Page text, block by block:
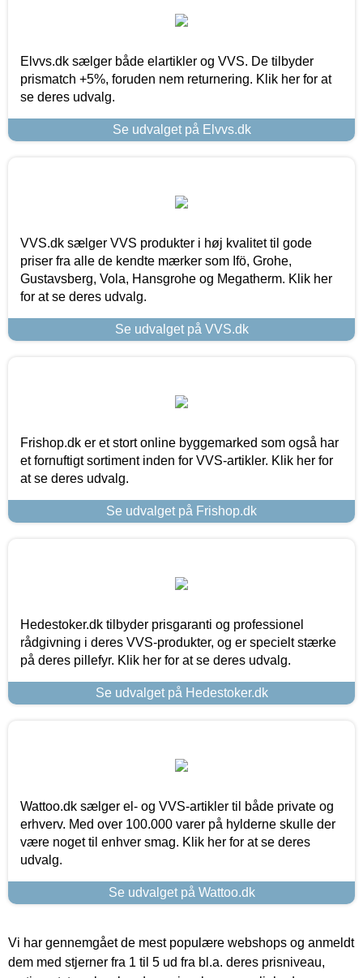
Elvvs.dk sælger både elartikler og VVS. De tilbyder
prismatch +5%, foruden nem returnering. Klik her for at
se deres udvalg.
Se udvalget på Elvvs.dk
VVS.dk sælger VVS produkter i høj kvalitet til gode
priser fra alle de kendte mærker som Ifö, Grohe,
Gustavsberg, Vola, Hansgrohe og Megatherm. Klik her
for at se deres udvalg.
Se udvalget på VVS.dk
Frishop.dk er et stort online byggemarked som også har
et fornuftigt sortiment inden for VVS-artikler. Klik her for
at se deres udvalg.
Se udvalget på Frishop.dk
Hedestoker.dk tilbyder prisgaranti og professionel
rådgivning i deres VVS-produkter, og er specielt stærke
på deres pillefyr. Klik her for at se deres udvalg.
Se udvalget på Hedestoker.dk
Wattoo.dk sælger el- og VVS-artikler til både private og
erhverv. Med over 100.000 varer på hylderne skulle der
være noget til enhver smag. Klik her for at se deres
udvalg.
Se udvalget på Wattoo.dk
Vi har gennemgået de mest populære webshops og anmeldt
dem med stjerner fra 1 til 5 ud fra bl.a. deres prisniveau,